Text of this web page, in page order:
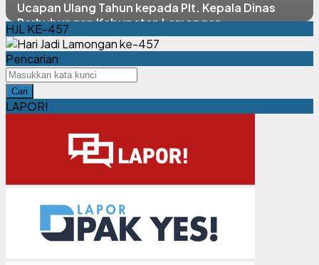
Ucapan Ulang Tahun kepada Plt. Kepala Dinas
Perhubungan Kabupaten Lamongan
HJL KE-457
Pencarian
Cari
LAPOR!